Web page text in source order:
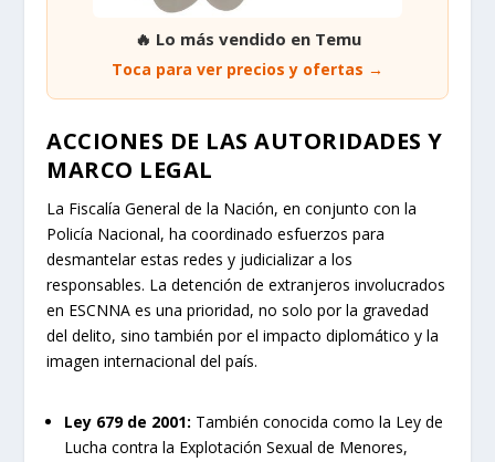
🔥 Lo más vendido en Temu
Toca para ver precios y ofertas →
ACCIONES DE LAS AUTORIDADES Y
MARCO LEGAL
La Fiscalía General de la Nación, en conjunto con la
Policía Nacional, ha coordinado esfuerzos para
desmantelar estas redes y judicializar a los
responsables. La detención de extranjeros involucrados
en ESCNNA es una prioridad, no solo por la gravedad
del delito, sino también por el impacto diplomático y la
imagen internacional del país.
Ley 679 de 2001: También conocida como la Ley de
Lucha contra la Explotación Sexual de Menores,